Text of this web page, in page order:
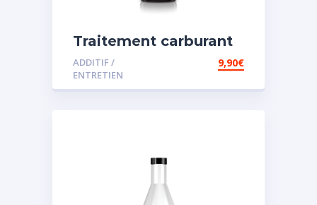
Traitement carburant
diesel et essence
ADDITIF /
ENTRETIEN
9,90€